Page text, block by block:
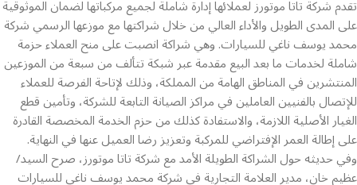
تقدم شركة تاتا موتورز لعملائها إدارة شاملة لجميع مركباتها لضمان الموثوقية
على المدى الطويل والأداء العالي من خلال شراكتها مع موزعها الرسمي شركة
محمد يوسف ناغي للسيارات. وهي شراكة انصبت على منح العملاء حزمة
شاملة لخدمات ما بعد البيع مقدمة عبر شبكة تتألف من سبعة من الموزعين
المنتشرين في المناطق الهامة من المملكة، وذلك لإتاحة الفرصة للعملاء
للإتصال بالفنيين العاملين في مراكز الصيانة التابعة للشركة، وتأمين قطع
الغيار الأصلية اللازمة، والاستفادة كذلك من حزم الخدمة المخصصة القادرة
على إطالة العمر الإفتراضي للمركبة وتعزيز رضا العميل عنها في النهاية.
وفي حديثه حول الشراكة الطويلة الأمد مع شركة تاتا موتورز، صرح السيد/
عظيم خان، مدير العلامة التجارية في شركة محمد يوسف ناغي للسيارات